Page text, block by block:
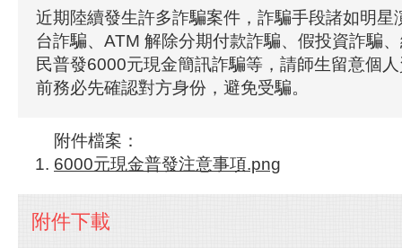
近期陸續發生許多詐騙案件，詐騙手段諸如明星
台詐騙、ATM 解除分期付款詐騙、假投資詐騙
民普發6000元現金簡訊詐騙等，請師生留意個
前務必先確認對方身份，避免受騙。
附件檔案：
6000元現金普發注意事項.png
附件下載